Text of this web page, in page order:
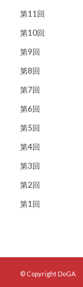
第11回
第10回
第9回
第8回
第7回
第6回
第5回
第4回
第3回
第2回
第1回
© Copyright DoGA